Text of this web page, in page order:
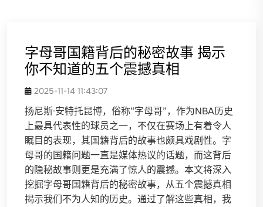
字母哥国籍背后的秘密故事 揭示
你不知道的五个震撼真相
2025-11-14 11:43:07
扬尼斯·安特托昆博，俗称“字母哥”，作为NBA历史
上最具代表性的球员之一，不仅在赛场上有着令人
瞩目的表现，其国籍背后的故事也颇具戏剧性。字
母哥的国籍问题一直是媒体热议的话题，而这背后
的隐秘故事则更是充满了惊人的震撼。本文将深入
挖掘字母哥国籍背后的秘密故事，从五个震撼真相
揭示我们不为人知的历史。通过了解这些真相，我